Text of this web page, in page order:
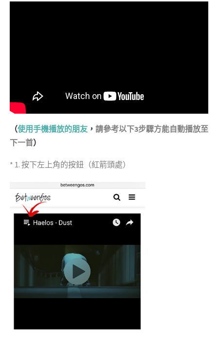
（使用手機播放的朋友 ， 請參考以下3步驟方能自動播放至
下一首）
* 1. 按下左上角的按鈕（紅箭頭處）